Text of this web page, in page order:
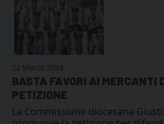
22 Marzo 2024
BASTA FAVORI AI MERCANTI
PETIZIONE
La Commissione diocesana